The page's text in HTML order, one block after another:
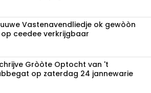
Vastenavendliedje ok gewòòn
ceedee verkrijgbaar
Gròòte Optocht van 't
op zaterdag 24 jannewarie